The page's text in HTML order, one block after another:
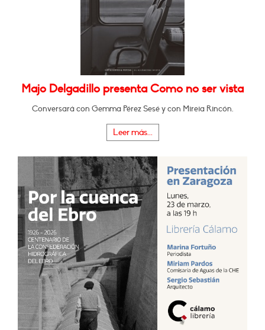
Majo Delgadillo presenta Como no ser vista
Conversará con Gemma Pérez Sesé y con Mireia Rincón.
Leer más...